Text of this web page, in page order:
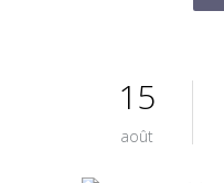
15
août